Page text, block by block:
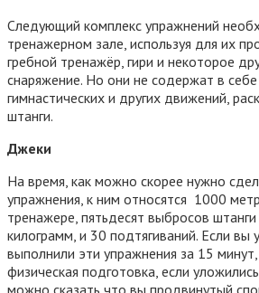
Следующий комплекс упражнений
тренажерном зале, используя для их
гребной тренажёр, гири и некоторое
снаряжение. Но они не содержат в
гимнастических и других движений,
штанги.
Джеки
На время, как можно скорее нужно
упражнения, к ним относятся 1000
тренажере, пятьдесят выбросов
килограмм, и 30 подтягиваний. Если вы
выполнили эти упражнения за 15
физическая подготовка, если